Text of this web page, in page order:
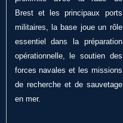
Brest et les principaux ports
militaires, la base joue un rôle
essentiel dans la préparation
opérationnelle, le soutien des
forces navales et les missions
de recherche et de sauvetage
en mer.